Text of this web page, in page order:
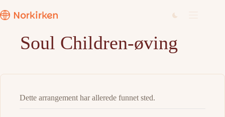
til
innholdet
Soul Children-øving
Dette arrangement har allerede funnet sted.